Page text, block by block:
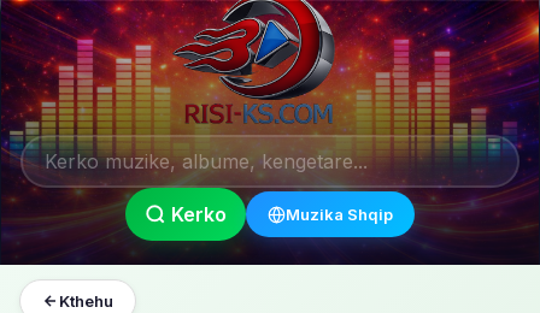
Kerko Muzika Shqip
Kthehu